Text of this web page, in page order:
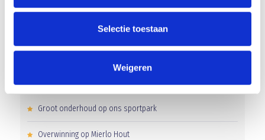
Selectie toestaan
Weigeren
RECENT NIEUWS
Groot onderhoud op ons sportpark
Overwinning op Mierlo Hout